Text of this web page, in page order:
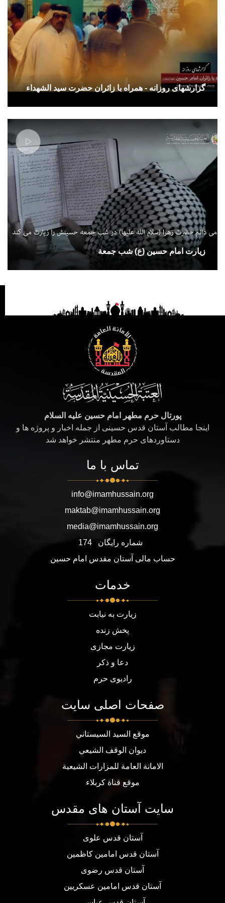
گزارشهای روزانه - همراه با زائران حضرت سید الشهداء
زيارت امام حسين (ع) شب جمعة
پورتال حرم مطهر امام حسین علیه السلام
اینجا مطالب آستان قدس حسینی از جمله اخبار و پروژه ها و
دستاوردهای حرم مطهر منتشر خواهد شد
تماس با ما
info@imamhussain.org
maktab@imamhussain.org
media@imamhussain.org
شماره رایگان
174
حساب مالی آستان مقدس امام حسین
خدمات
زیارت به نیابت
پخش زنده
زیارت مجازی
دعا و ذکر
رادیوی حرم
صفحات اصلی سایت
موقع السيد السيستاني
ديوان الوقف الشيعي
الامانة العامة للمزارات الشيعية
موقع قناة كربلاء
سایت آستان های مقدس
آستان قدس علوی
آستان قدس امامین کاظمین
آستان قدس رضوی
آستان قدس امامین عسکریین